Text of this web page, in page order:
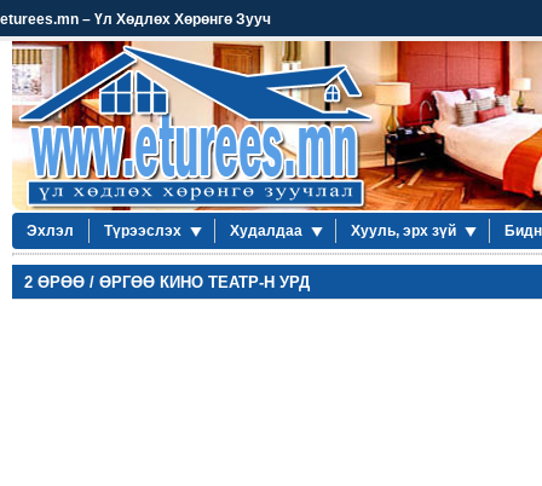
eturees.mn – Үл Хөдлөх Хөрөнгө Зууч
Эхлэл Түрээслэх Худалдаа Хууль, эрх зүй
2 ӨРӨӨ / ӨРГӨӨ КИНО ТЕАТР-Н УРД